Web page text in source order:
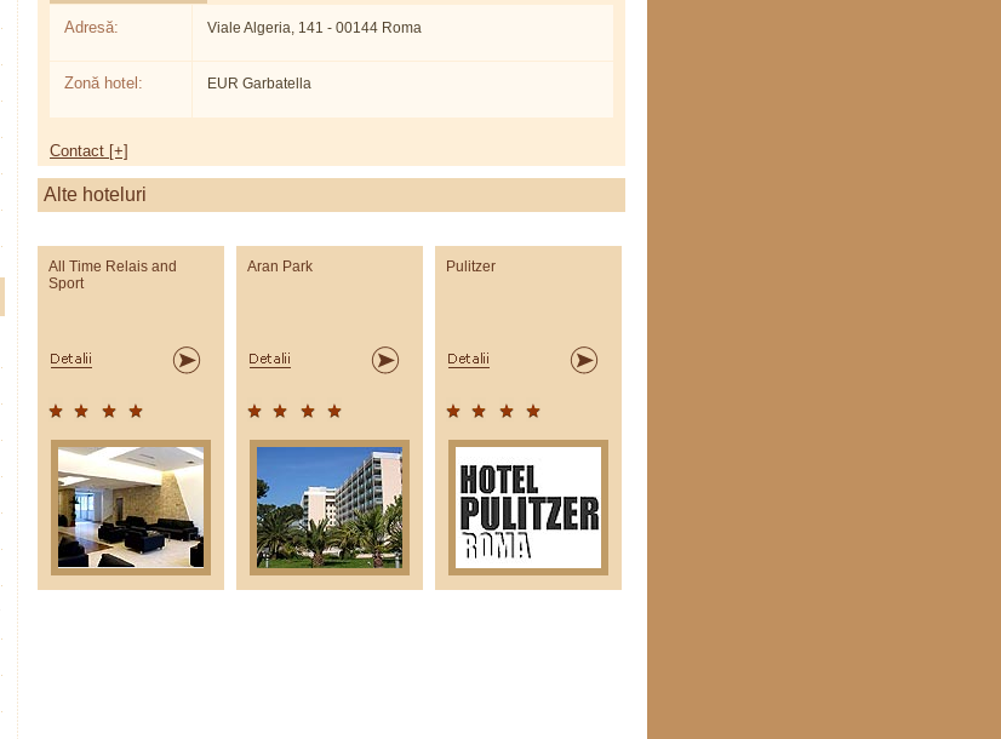
Adresă: Viale Algeria, 141 - 00144 Roma
Zonă hotel: EUR Garbatella
Contact [+]
Alte hoteluri
All Time Relais and
Sport
Aran Park Pulitzer